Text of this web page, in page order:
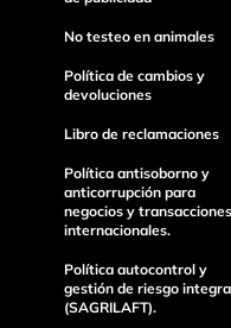
No testeo en animales
Política de cambios y
devoluciones
Libro de reclamaciones
Política antisoborno y
anticorrupción para
negocios y transacciones
internacionales.
Política autocontrol y
gestión de riesgo
(SAGRILAFT).